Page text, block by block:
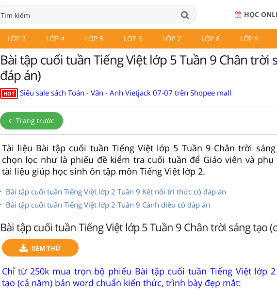
HỌC
LỚP 3 LỚP 4 LỚP 5 LỚP 6 LỚP 7 LỚP 8 LỚP 9
Bài tập cuối tuần Tiếng Việt lớp 5 Tuần 9 Chân trời
đáp án)
HOT Siêu sale sách Toán - Văn - Anh Vietjack 07-07 trên Shopee mall
Trang trước
Tài liệu Bài tập cuối tuần Tiếng Việt lớp 5 Tuần 9 Chân trời
chọn lọc như là phiếu đề kiểm tra cuối tuần để Giáo viên và phụ
tài liệu giúp học sinh ôn tập môn Tiếng Việt lớp 2.
Bài tập cuối tuần Tiếng Việt lớp 2 Tuần 9 Kết nối tri thức có đáp án
Bài tập cuối tuần Tiếng Việt lớp 2 Tuần 9 Cánh diều có đáp án
Bài tập cuối tuần Tiếng Việt lớp 5 Tuần 9 Chân trời sáng tạo
XEM THỬ
Chỉ từ 250k mua trọn bộ phiếu Bài tập cuối tuần Tiếng Việt lớp
tạo (cả năm) bản word chuẩn kiến thức, trình bày đẹp mắt: